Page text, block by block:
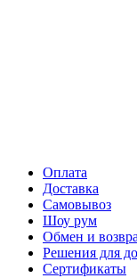
Оплата
Доставка
Самовывоз
Шоу рум
Обмен и
Решения для
Сертификаты